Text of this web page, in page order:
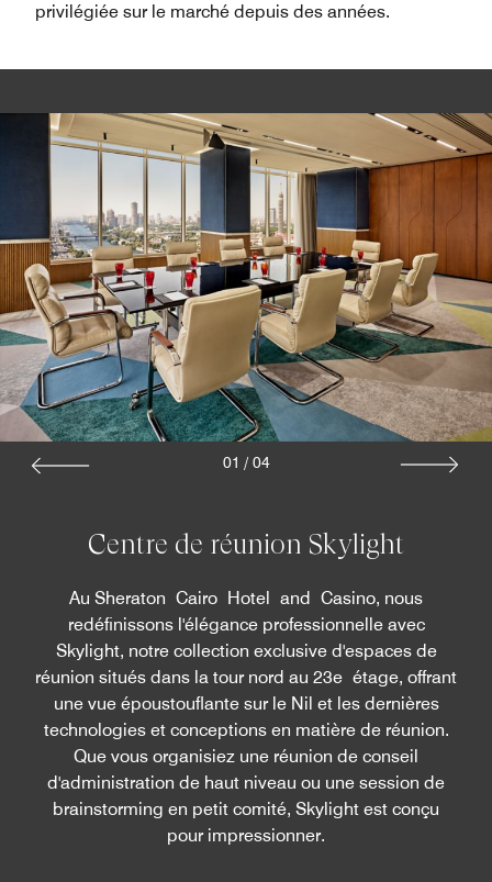
privilégiée sur le marché depuis des années.
Centre de réunion Skylight
Au Sheraton Cairo Hotel and Casino, nous
redéfinissons l'élégance professionnelle avec
Skylight, notre collection exclusive d'espaces de
réunion situés dans la tour nord au 23e étage, offrant
une vue époustouflante sur le Nil et les dernières
technologies et conceptions en matière de réunion.
Que vous organisiez une réunion de conseil
d'administration de haut niveau ou une session de
brainstorming en petit comité, Skylight est conçu
pour impressionner.
01 / 04